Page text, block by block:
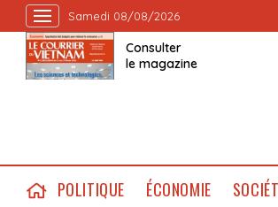
Samedi 08/08/2026
Consulter
le magazine
POLITIQUE ÉCONOMIE